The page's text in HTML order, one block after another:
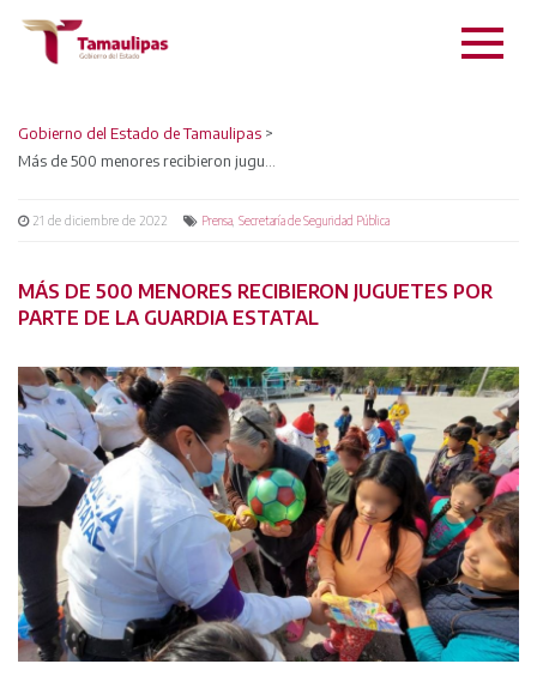
Gobierno del Estado de Tamaulipas >
21 de diciembre de 2022 Prensa Secretaría de Seguridad Pública
MÁS DE 500 MENORES RECIBIERON JUGUETES POR
PARTE DE LA GUARDIA ESTATAL